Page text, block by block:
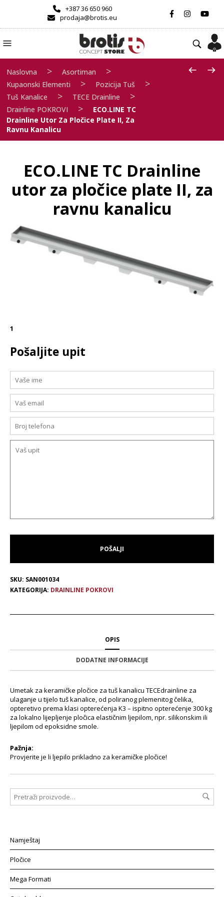
+387 36 650 960
prodaja@brotis.eu
Naslovna > Asortiman >
Kupaonski Elementi > Pozicija Tuš >
Tuš Kanalice > TECE Drainline >
Drainline POKROVI >
ECO.LINE TC
Drainline Utor Za Pločice Plate II, Za
Ravnu Kanalicu
ECO.LINE TC Drainline
utor za pločice plate II, za
ravnu kanalicu
1
Pošaljite upit
SKU: SAN001034
KATEGORIJA: DRAINLINE POKROVI
OPIS
DODATNE INFORMACIJE
Umetak za keramičke pločice za tuš kanalicu TECEdrainline za
ulaganje u tijelo tuš kanalice, od poliranog plemenitog čelika,
opteretivo prema klasi opterećenja K3 – ispitno opterećenje 300 kg
za lokalno lijepljenje pločica elastičnim ljepilom, npr. silikonskim ili
ljepilom od epoksidne smole.
Pažnja:
Provjerite je li ljepilo prikladno za keramičke pločice!
Namještaj
Pločice
Mega Formati